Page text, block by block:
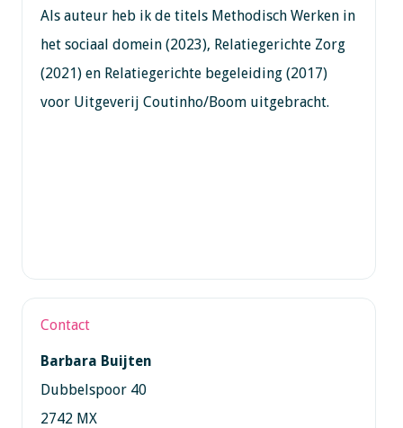
Als auteur heb ik de titels Methodisch Werken in
het sociaal domein (2023), Relatiegerichte Zorg
(2021) en Relatiegerichte begeleiding (2017)
voor Uitgeverij Coutinho/Boom uitgebracht.
Contact
Barbara Buijten
Dubbelspoor 40
2742 MX